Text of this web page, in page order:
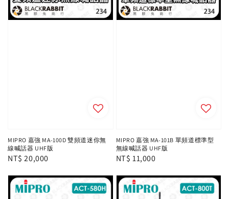
MIPRO 嘉強 MA-100D 雙頻道迷你無
線喊話器 UHF版
Regular
NT$ 20,000
MIPRO 嘉強 MA-101B 單頻道標準型
無線喊話器 UHF版
Regular
NT$ 11,000